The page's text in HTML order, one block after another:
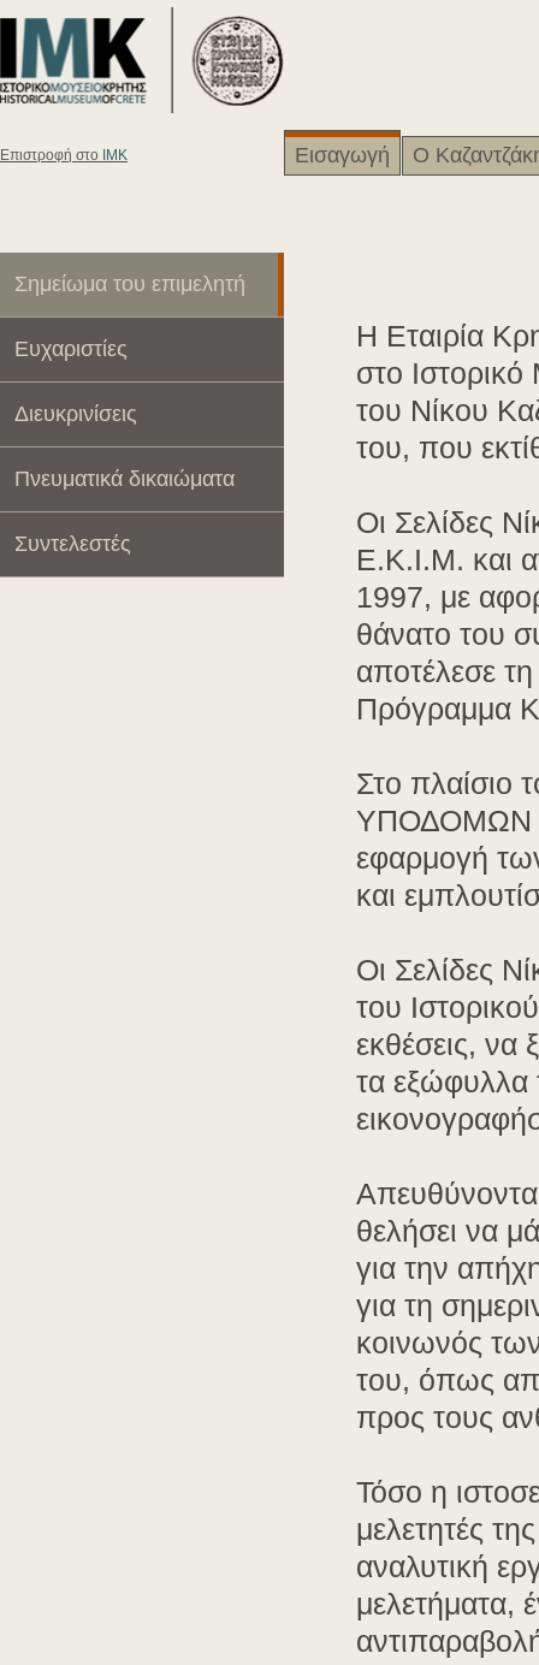
Eπιστροφή στο ΙΜΚ Εισαγωγή Ο
Σημείωμα του επιμελητή
Ευχαριστίες
Διευκρινίσεις
Πνευματικά δικαιώματα
Συντελεστές
Η Εταιρία
στο
του Νίκου
του, που
Οι Σελίδες
Ε.Κ.Ι.Μ. και
1997, με
θάνατο του
αποτέλεσε
Πρόγραμμα
Στο
ΥΠΟΔΟΜΩΝ
εφαρμογή
και
Οι Σελίδες
του
εκθέσεις, να
τα εξώφυλλα
θελήσει να
για την
για τη
κοινωνός
του, όπως
προς τους
Τόσο η
μελετητές
αναλυτική
μελετήματα,